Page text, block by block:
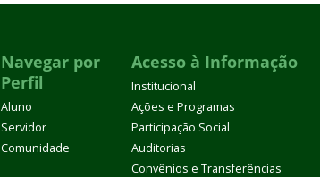
Navegar por
Perfil
Aluno
Servidor
Comunidade
Acesso à Informação
Institucional
Ações e Programas
Participação Social
Auditorias
Convênios e Transferências